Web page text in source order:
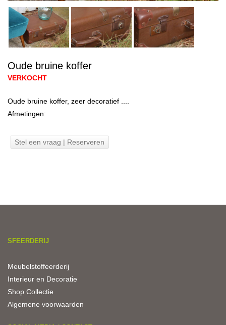
Oude bruine koffer
VERKOCHT
Oude bruine koffer, zeer decoratief ....
Afmetingen:
Stel een vraag | Reserveren
SFEERDERIJ
Meubelstoffeerderij
Interieur en Decoratie
Shop Collectie
Algemene voorwaarden